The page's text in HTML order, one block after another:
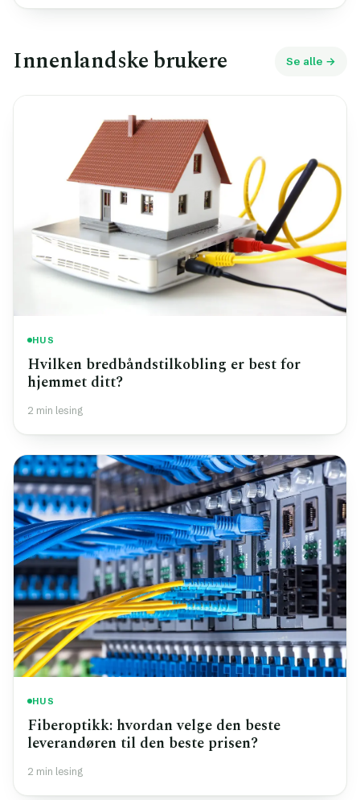
Innenlandske brukere Se alle →
HUS
Hvilken bredbåndstilkobling er best for
hjemmet ditt?
2 min lesing
HUS
Fiberoptikk: hvordan velge den beste
leverandøren til den beste prisen?
2 min lesing